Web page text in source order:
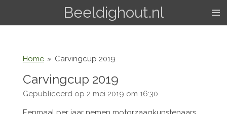
hoofdinhoud
Beeldighout.nl
Home » Carvingcup 2019
Carvingcup 2019
Gepubliceerd op 2 mei 2019 om 16:30